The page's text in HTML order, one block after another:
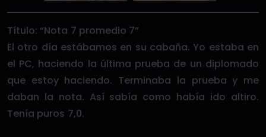
Título: “Nota 7 promedio 7”
El otro día estábamos en su cabaña. Yo estaba en
el PC, haciendo la última prueba de un diplomado
que estoy haciendo. Terminaba la prueba y me
daban la nota. Así sabía como había ido altiro.
Tenía puros 7,0.